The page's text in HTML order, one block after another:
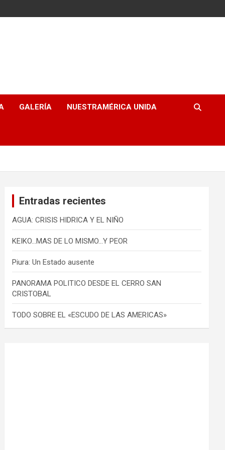
GALERÍA NUESTRAMÉRICA UNIDA
Entradas recientes
AGUA: CRISIS HIDRICA Y EL NIÑO
KEIKO…MAS DE LO MISMO…Y PEOR
Piura: Un Estado ausente
PANORAMA POLITICO DESDE EL CERRO SAN
CRISTOBAL
TODO SOBRE EL «ESCUDO DE LAS AMERICAS»